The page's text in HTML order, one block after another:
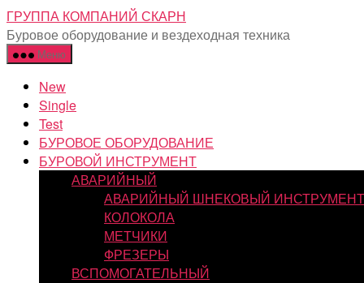
Перейти
к
содержимому
ГРУППА КОМПАНИЙ СКАРН
Буровое оборудование и вездеходная техника
Меню
New
Single
Test
БУРОВОЕ ОБОРУДОВАНИЕ
БУРОВОЙ ИНСТРУМЕНТ
АВАРИЙНЫЙ
АВАРИЙНЫЙ ШНЕКОВЫЙ ИНСТРУМЕНТ
КОЛОКОЛА
МЕТЧИКИ
ФРЕЗЕРЫ
ВСПОМОГАТЕЛЬНЫЙ